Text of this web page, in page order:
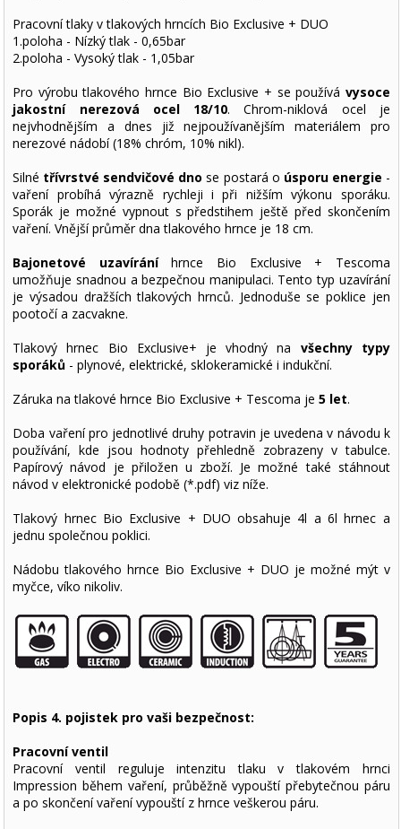
Pracovní tlaky v tlakových hrncích Bio Exclusive + DUO
1.poloha - Nízký tlak - 0,65bar
2.poloha - Vysoký tlak - 1,05bar
Pro výrobu tlakového hrnce Bio Exclusive + se používá vysoce
jakostní nerezová ocel 18/10. Chrom-niklová ocel je
nejvhodnějším a dnes již nejpoužívanějším materiálem pro
nerezové nádobí (18% chróm, 10% nikl).
Silné třívrstvé sendvičové dno se postará o úsporu energie -
vaření probíhá výrazně rychleji i při nižším výkonu sporáku.
Sporák je možné vypnout s předstihem ještě před skončením
vaření. Vnější průměr dna tlakového hrnce je 18 cm.
Bajonetové uzavíráníhrnce Bio Exclusive + Tescoma
umožňuje snadnou a bezpečnou manipulaci. Tento typ uzavírání
je výsadou dražších tlakových hrnců. Jednoduše se poklice jen
pootočí a zacvakne.
Tlakový hrnec Bio Exclusive+ je vhodný na všechny typy
sporáků - plynové, elektrické, sklokeramické i indukční.
Záruka na tlakové hrnce Bio Exclusive + Tescoma je5 let.
Doba vaření pro jednotlivé druhy potravin je uvedena v návodu k
používání, kde jsou hodnoty přehledně zobrazeny v tabulce.
Papírový návod je přiložen u zboží. Je možné také stáhnout
návod v elektronické podobě (*.pdf) viz níže.
Tlakový hrnec Bio Exclusive + DUO obsahuje 4l a 6l hrnec a
jednu společnou poklici.
Nádobu tlakového hrnce Bio Exclusive + DUO je možné mýt v
myčce, víko nikoliv.
Popis 4. pojistek pro vaši bezpečnost:
Pracovní ventil
Pracovní ventil reguluje intenzitu tlaku v tlakovém hrnci
Impression během vaření, průběžně vypouští přebytečnou páru
a po skončení vaření vypouští z hrnce veškerou páru.